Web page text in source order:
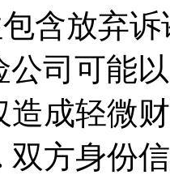
含放弃
公司可能
造成轻微
双方身份